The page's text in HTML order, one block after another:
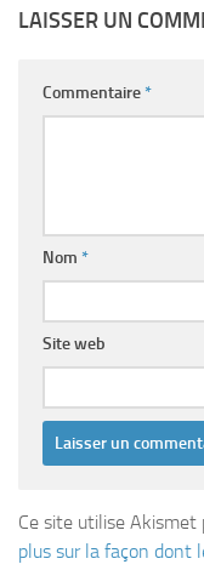
LAISSER UN
Commentaire*
Nom *
Site web
Ce site utilise Akismet
plus sur la façon dont